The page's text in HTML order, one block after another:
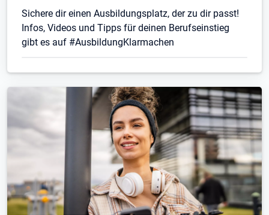
Sichere dir einen Ausbildungsplatz, der zu dir passt!
Infos, Videos und Tipps für deinen Berufseinstieg
gibt es auf #AusbildungKlarmachen